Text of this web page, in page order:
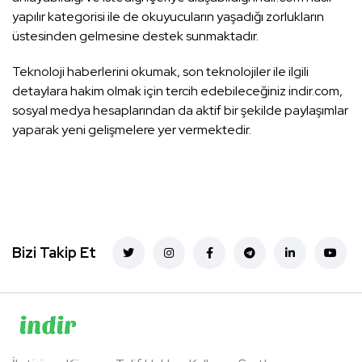
yapılır kategorisi ile de okuyucuların yaşadığı zorlukların
üstesinden gelmesine destek sunmaktadır.
Teknoloji haberlerini okumak, son teknolojiler ile ilgili
detaylara hakim olmak için tercih edebileceğiniz indir.com,
sosyal medya hesaplarından da aktif bir şekilde paylaşımlar
yaparak yeni gelişmelere yer vermektedir.
Bizi Takip Et